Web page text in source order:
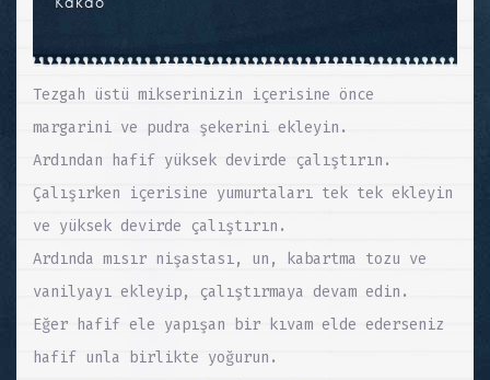
Tezgah üstü mikserinizin içerisine önce
margarini ve pudra şekerini ekleyin.
Ardından hafif yüksek devirde çalıştırın.
Çalışırken içerisine yumurtaları tek tek ekleyin
ve yüksek devirde çalıştırın.
Ardında mısır nişastası, un, kabartma tozu ve
vanilyayı ekleyip, çalıştırmaya devam edin.
Eğer hafif ele yapışan bir kıvam elde ederseniz
hafif unla birlikte yoğurun.